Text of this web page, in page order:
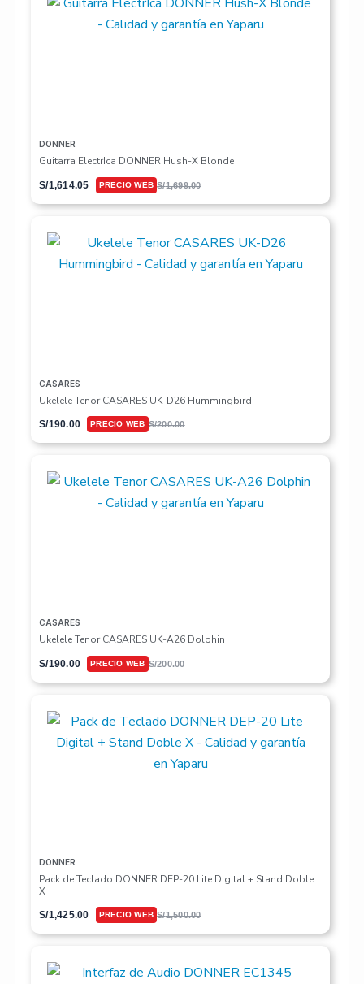
DONNER
Guitarra ElectrIca DONNER Hush-X Blonde
S/1,699.00
S/1,614.05
CASARES
Ukelele Tenor CASARES UK-D26 Hummingbird
S/200.00
S/190.00
CASARES
Ukelele Tenor CASARES UK-A26 Dolphin
S/200.00
S/190.00
DONNER
Pack de Teclado DONNER DEP-20 Lite Digital + Stand Doble
X
S/1,500.00
S/1,425.00